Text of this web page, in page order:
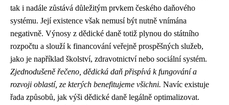
tak i nadále zůstává důležitým prvkem českého daňového
systému. Její existence však nemusí být nutně vnímána
negativně. Výnosy z dědické daně totiž plynou do státního
rozpočtu a slouží k financování veřejně prospěšných služeb,
jako je například školství, zdravotnictví nebo sociální systém.
Zjednodušeně řečeno, dědická daň přispívá k fungování a
rozvoji oblastí, ze kterých benefitujeme všichni. Navíc existuje
řada způsobů, jak výši dědické daně legálně optimalizovat.